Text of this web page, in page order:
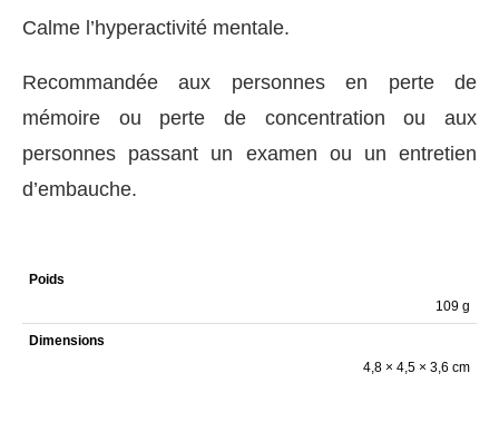
Calme l’hyperactivité mentale.
Recommandée aux personnes en perte de
mémoire ou perte de concentration ou aux
personnes passant un examen ou un entretien
d’embauche.
Poids
109 g
Dimensions
4,8 × 4,5 × 3,6 cm